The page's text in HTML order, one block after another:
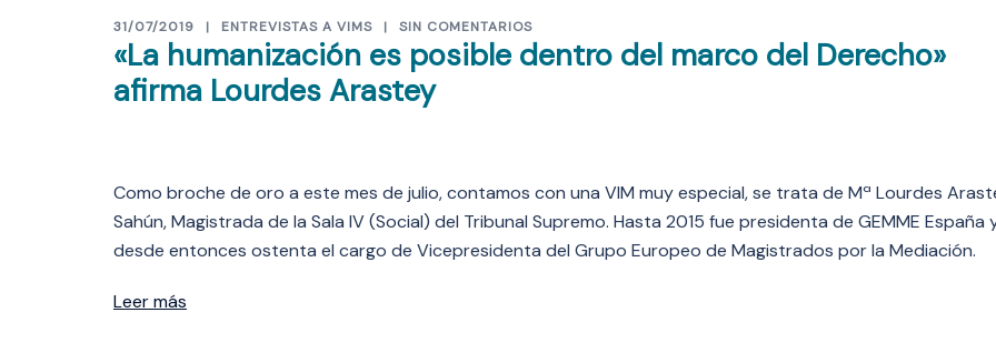
31/07/2019 ENTREVISTAS A VIMS SIN COMENTARIOS
«La humanización es posible dentro del marco del Derecho»
afirma Lourdes Arastey
Como broche de oro a este mes de julio, contamos con una VIM muy especial, se trata de Mª Lourdes
Sahún, Magistrada de la Sala IV (Social) del Tribunal Supremo. Hasta 2015 fue presidenta de GEMME España
desde entonces ostenta el cargo de Vicepresidenta del Grupo Europeo de Magistrados por la Mediación.
Leer más